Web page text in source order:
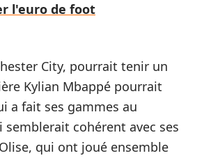
l'euro de foot
City, pourrait tenir un
Kylian Mbappé pourrait
a fait ses gammes au
cohérent avec ses
qui ont joué ensemble